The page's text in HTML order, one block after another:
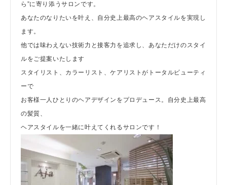
ら”に寄り添うサロンです。
あなたのなりたいを叶え、自分史上最高のヘアスタイルを実現し
ます。
他では味わえない技術力と接客力を追求し、あなただけのスタイ
ルをご提案いたします
スタイリスト、カラーリスト、ケアリストがトータルビューティ
ーで
お客様一人ひとりのヘアデザインをプロデュース。自分史上最高
の髪質、
ヘアスタイルを一緒に叶えてくれるサロンです！